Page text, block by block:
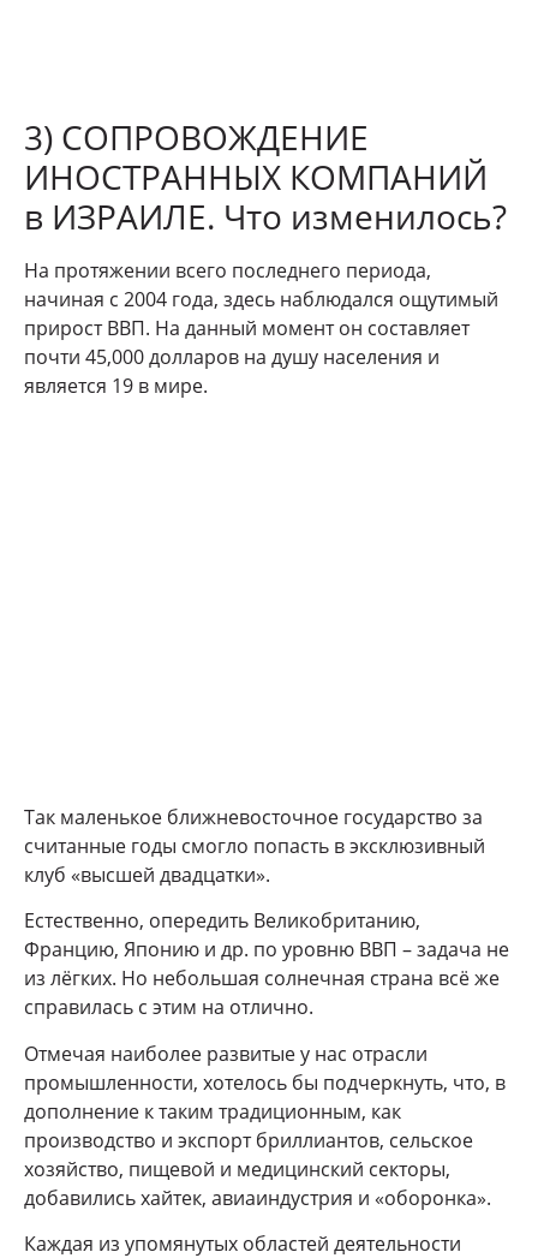
3) CОПРОВОЖДЕНИЕ
ИНОСТРАННЫХ КОМПАНИЙ
в ИЗРАИЛЕ. Что изменилось?
На протяжении всего последнего периода,
начиная с 2004 года, здесь наблюдался ощутимый
прирост ВВП. На данный момент он составляет
почти 45,000 долларов на душу населения и
является 19 в мире.
Так маленькое ближневосточное государство за
считанные годы смогло попасть в эксклюзивный
клуб «высшей двадцатки».
Естественно, опередить Великобританию,
Францию, Японию и др. по уровню ВВП – задача не
из лёгких. Но небольшая солнечная страна всё же
справилась с этим на отлично.
Отмечая наиболее развитые у нас отрасли
промышленности, хотелось бы подчеркнуть, что, в
дополнение к таким традиционным, как
производство и экспорт бриллиантов, сельское
хозяйство, пищевой и медицинский секторы,
добавились хайтек, авиаиндустрия и «оборонка».
Каждая из упомянутых областей деятельности